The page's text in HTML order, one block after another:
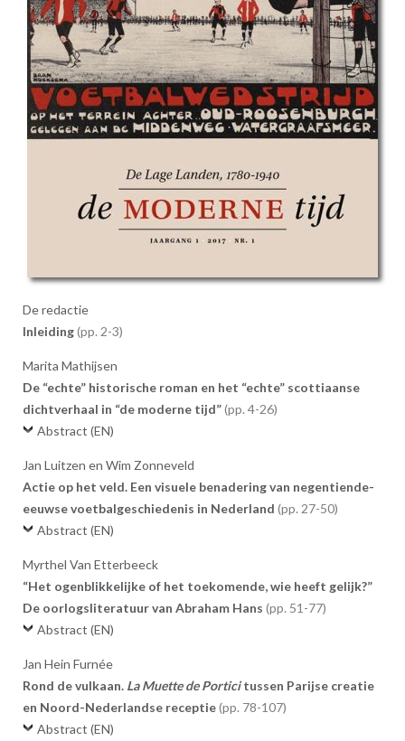
De redactie
Inleiding
2-3
Marita Mathijsen
De “echte” historische roman en het “echte” scottiaanse
dichtverhaal in “de moderne tijd”
4-26
Abstract (EN)
Jan Luitzen en Wim Zonneveld
Actie op het veld. Een visuele benadering van negentiende-
eeuwse voetbalgeschiedenis in Nederland
27-50
Abstract (EN)
Myrthel Van Etterbeeck
“Het ogenblikkelijke of het toekomende, wie heeft gelijk?”
De oorlogsliteratuur van Abraham Hans
51-77
Abstract (EN)
Jan Hein Furnée
Rond de vulkaan. La Muette de Porticitussen Parijse creatie
en Noord-Nederlandse receptie
78-107
Abstract (EN)